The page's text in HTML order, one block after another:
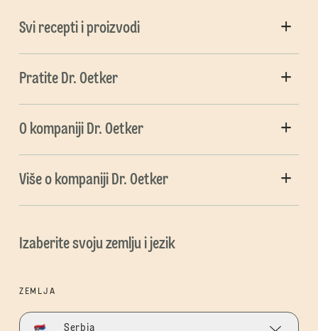
Svi recepti i proizvodi
Pratite Dr. Oetker
O kompaniji Dr. Oetker
Više o kompaniji Dr. Oetker
Izaberite svoju zemlju i jezik
ZEMLJA
Serbia